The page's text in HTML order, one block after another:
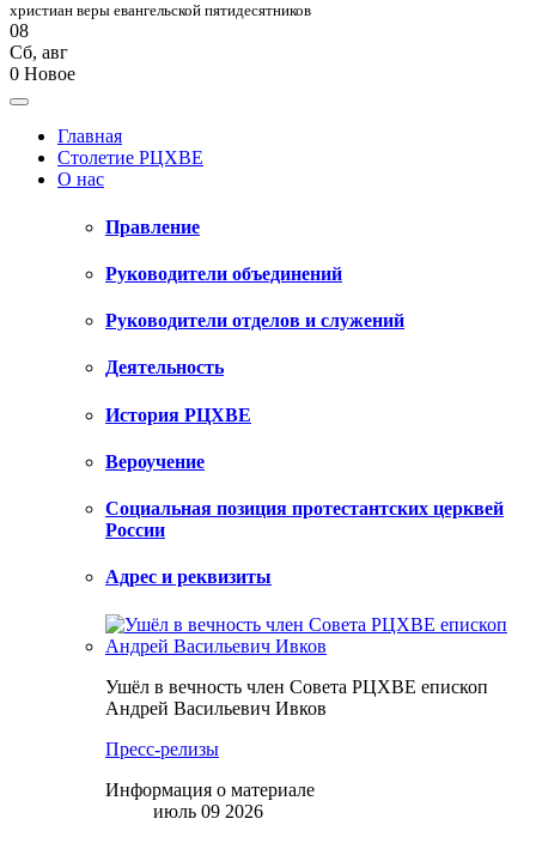
христиан веры евангельской пятидесятников
08
Сб, авг
0 Новое
Главная
Столетие РЦХВЕ
О нас
Правление
Руководители объединений
Руководители отделов и служений
Деятельность
История РЦХВЕ
Вероучение
Социальная позиция протестантских церквей
России
Адрес и реквизиты
Ушёл в вечность член Совета РЦХВЕ епископ
Андрей Васильевич Ивков
Пресс-релизы
Информация о материале
июль 09 2026